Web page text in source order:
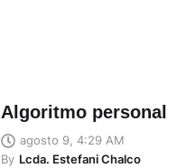
Algoritmo personal
agosto 9, 4:29 AM
By Lcda. Estefani Chalco